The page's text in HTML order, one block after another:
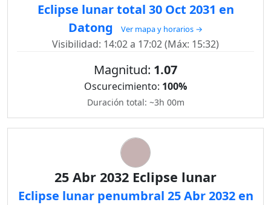
Eclipse lunar total 30 Oct 2031 en
Datong
Ver mapa y horarios →
Visibilidad: 14:02 a 17:02 (Máx: 15:32)
Magnitud: 1.07
Oscurecimiento: 100%
Duración total: ~3h 00m
25 Abr 2032 Eclipse lunar
Eclipse lunar penumbral 25 Abr 2032 en